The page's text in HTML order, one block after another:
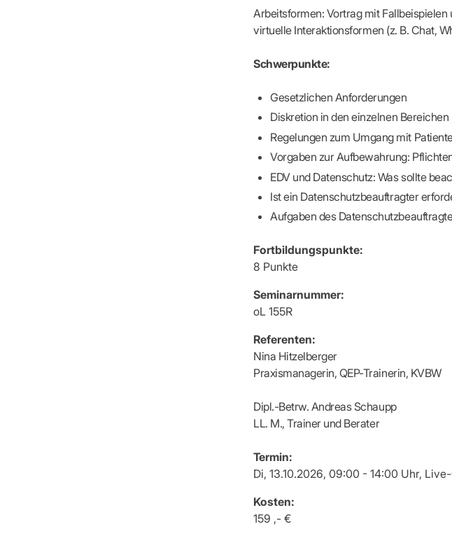
Arbeitsunfähigkeitsbescheinigung (AU)
Terminservicestelle (für Praxen)
Arbeitsformen: Vortrag mit
virtuelle Interaktionsformen (z. B. Chat,
Schwerpunkte:
Gesetzlichen Anforderungen
Diskretion in den einzelnen
Regelungen zum Umgang mit
Vorgaben zur Aufbewahrung:
EDV und Datenschutz: Was sollte
Ist ein Datenschutzbeauftragter
Aufgaben des
Fortbildungspunkte:
8 Punkte
Seminarnummer:
oL 155R
Referenten:
Nina Hitzelberger
Praxismanagerin, QEP-Trainerin, KVBW
Dipl.-Betrw. Andreas Schaupp
LL. M., Trainer und Berater
Termin:
Di, 13.10.2026, 09:00 - 14:00 Uhr,
Kosten:
159 ,- €